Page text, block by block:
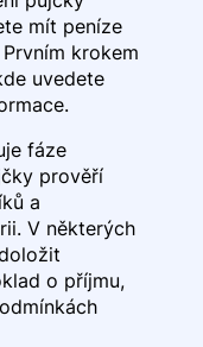
mít peníze
krokem
uvedete
fáze
prověří
a
V některých
o příjmu,